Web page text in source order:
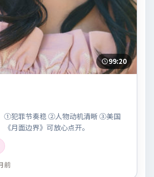
99:20
①犯罪节奏稳 ②人物动机清晰 ③美国
月面边界》可放心点开。
前